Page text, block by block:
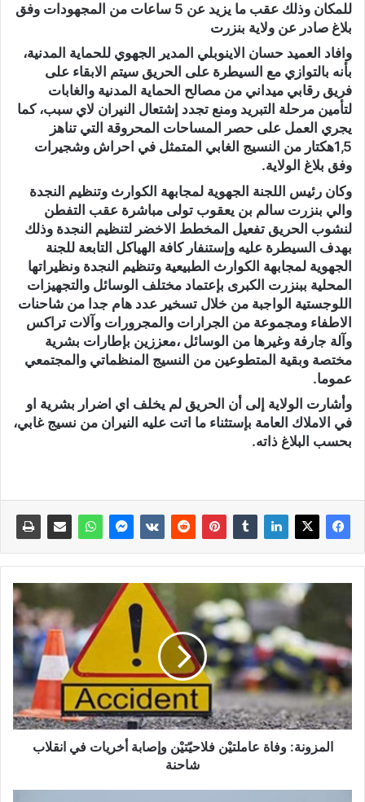
للمكان وذلك عقب ما يزيد عن 5 ساعات من المجهودات وفق
بلاغ صادر عن ولاية بنزرت
وافاد العميد حسان الاينوبلي المدير الجهوي للحماية المدنية،
بأنه بالتوازي مع السيطرة على الحريق سيتم الابقاء على
فريق رقابي ميداني من مصالح الحماية المدنية والغابات
لتأمين مرحلة التبريد ومنع تجدد إشتعال النيران لاي سبب، كما
يجري العمل على حصر المساحات المحروقة التي تناهز
1,5هكتار من النسيج الغابي المتمثل في احراش وشجيرات
وفق بلاغ الولاية.
وكان رئيس اللجنة الجهوية لمجابهة الكوارث وتنظيم النجدة
والي بنزرت سالم بن يعقوب تولى مباشرة عقب التفطن
لنشوب الحريق تفعيل المخطط الاخضر لتنظيم النجدة وذلك
بهدف السيطرة عليه وإستنفار كافة الهياكل التابعة للجنة
الجهوية لمجابهة الكوارث الطبيعية وتنظيم النجدة ونظيراتها
المحلية ببنزرت الكبرى بإعتماد مختلف الوسائل والتجهيزات
اللوجستية الواجبة من خلال تسخير عدد هام جدا من شاحنات
الاطفاء ومجموعة من الجرارات والمجرورات وآلات تراكس
وآلة جارفة وغيرها من الوسائل ،معززين بإطارات بشرية
مختصة وبقية المتطوعين من النسيج المنظماتي والمجتمعي
عموما.
وأشارت الولاية إلى أن الحريق لم يخلف اي اضرار بشرية او
في الاملاك العامة بإستثناء ما اتت عليه النيران من نسيج غابي،
بحسب البلاغ ذاته.
المزونة: وفاة عاملتيْن فلاحيّتيْن وإصابة أخريات في انقلاب
شاحنة